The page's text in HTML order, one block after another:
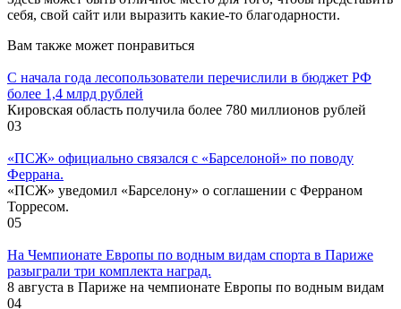
себя, свой сайт или выразить какие-то благодарности.
Вам также может понравиться
С начала года лесопользователи перечислили в бюджет РФ
более 1,4 млрд рублей
Кировская область получила более 780 миллионов рублей
03
«ПСЖ» официально связался с «Барселоной» по поводу
Феррана.
«ПСЖ» уведомил «Барселону» о соглашении с Ферраном
Торресом.
05
На Чемпионате Европы по водным видам спорта в Париже
разыграли три комплекта наград.
8 августа в Париже на чемпионате Европы по водным видам
04